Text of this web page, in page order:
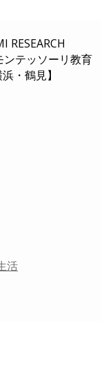
RESEARCH
ンテッソーリ教育
・鶴見】
活